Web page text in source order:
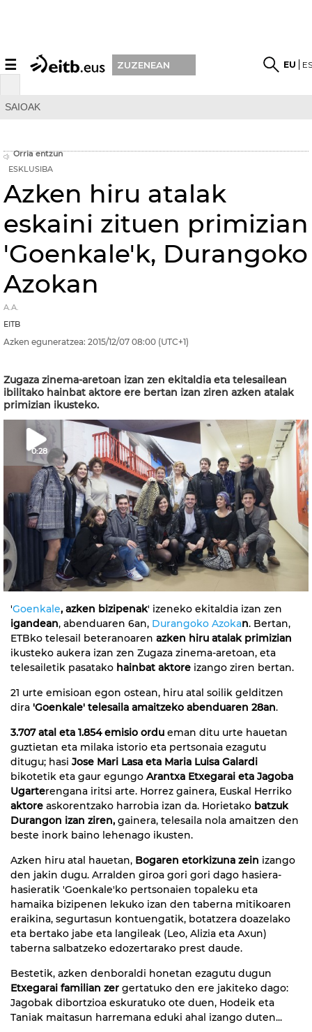
☰ ZUZENEAN EU
SAIOAK
Orria entzun
ESKLUSIBA
Azken hiru atalak
eskaini zituen primizian
'Goenkale'k, Durangoko
Azokan
A.A.
EITB
Azken eguneratzea: 2015/12/07 08:00 (UTC+1)
Zugaza zinema-aretoan izan zen ekitaldia eta telesailean
ibilitako hainbat aktore ere bertan izan ziren azken atalak
primizian ikusteko.
0:28
'Goenkale, azken bizipenak' izeneko ekitaldia izan zen
igandean, abenduaren 6an, Durangoko Azokan. Bertan,
ETBko telesail beteranoaren azken hiru atalak primizian
ikusteko aukera izan zen Zugaza zinema-aretoan, eta
telesailetik pasatako hainbat aktore izango ziren bertan.
21 urte emisioan egon ostean, hiru atal soilik gelditzen
dira 'Goenkale' telesaila amaitzeko abenduaren 28an.
3.707 atal eta 1.854 emisio ordu eman ditu urte hauetan
guztietan eta milaka istorio eta pertsonaia ezagutu
ditugu; hasi Jose Mari Lasa eta Maria Luisa Galardi
bikotetik eta gaur egungo Arantxa Etxegarai eta Jagoba
Ugarterengana iritsi arte. Horrez gainera, Euskal Herriko
aktore askorentzako harrobia izan da. Horietako batzuk
Durangon izan ziren, gainera, telesaila nola amaitzen den
beste inork baino lehenago ikusten.
Azken hiru atal hauetan, Bogaren etorkizuna zein izango
den jakin dugu. Arralden giroa gori gori dago hasiera-
hasieratik 'Goenkale'ko pertsonaien topaleku eta
hamaika bizipenen lekuko izan den taberna mitikoaren
eraikina, segurtasun kontuengatik, botatzera doazelako
eta bertako jabe eta langileak (Leo, Alizia eta Axun)
taberna salbatzeko edozertarako prest daude.
Bestetik, azken denboraldi honetan ezagutu dugun
Etxegarai familian zer gertatuko den ere jakiteko dago:
Jagobak dibortzioa eskuratuko ote duen, Hodeik eta
Taniak maitasun harremana eduki ahal izango duten...